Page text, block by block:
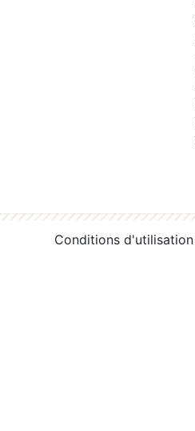
Conditions d'utilisation